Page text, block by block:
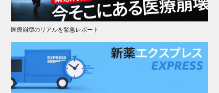
医療崩壊のリアルを緊急レポート